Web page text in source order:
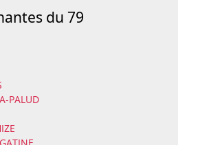
du 79
PALUD